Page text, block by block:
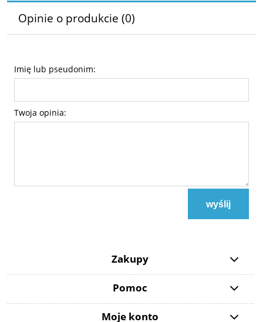
Opinie o produkcie (0)
Imię lub pseudonim:
Twoja opinia:
wyślij
Zakupy
Pomoc
Moje konto